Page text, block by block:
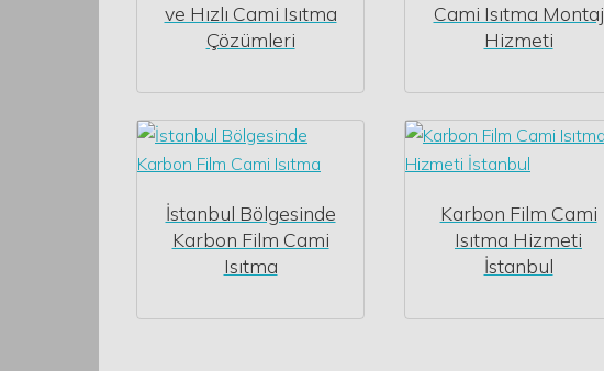
ve Hızlı Cami Isıtma
Çözümleri
Cami Isıtma Montaj
Hizmeti
İstanbul Bölgesinde
Karbon Film Cami
Isıtma
Karbon Film Cami
Isıtma Hizmeti
İstanbul